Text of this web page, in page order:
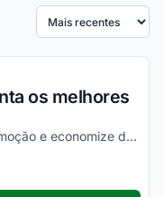
Ordenar por
os melhores
Confira todos os detalhes dessa promoção e economize de uma forma simples!